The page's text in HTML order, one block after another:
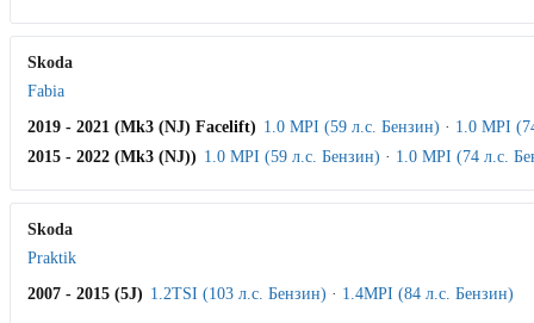
Skoda
Fabia
2019 - 2021 (Mk3 (NJ) Facelift) 1.0 MPI (59 л.с. Бензин) · 1.0 MPI
2015 - 2022 (Mk3 (NJ)) 1.0 MPI (59 л.с. Бензин) · 1.0 MPI (74 л.с.
Skoda
Praktik
2007 - 2015 (5J) 1.2TSI (103 л.с. Бензин) · 1.4MPI (84 л.с. Бензин)